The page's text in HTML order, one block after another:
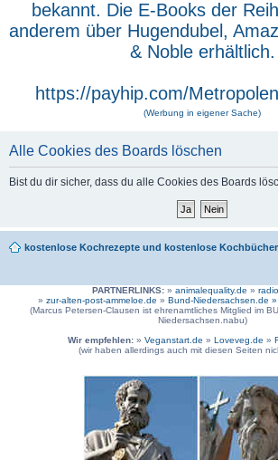
bekannt. Die E-Books der
anderem über Hugendubel,
& Noble erhältlich.
https://payhip.com/
(Werbung in eigener Sache)
Alle Cookies des Boards löschen
Bist du dir sicher, dass du alle Cookies des Boards
kostenlose Kochrezepte und kostenlose Kochbücher
PARTNERLINKS:» animalequality.de »
» zur-alten-post-ammeloe.de » Bund-Niedersachsen.de »
(Marcus Petersen-Clausen ist ehrenamtliches Mitglied im
Niedersachsen.nabu)
Wir empfehlen: » Veganstart.de » Loveveg.de »
(wir haben allerdings auch mit diesen Seiten